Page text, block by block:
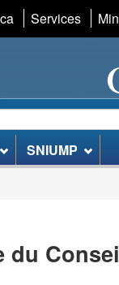
Services
SNIUMP
du